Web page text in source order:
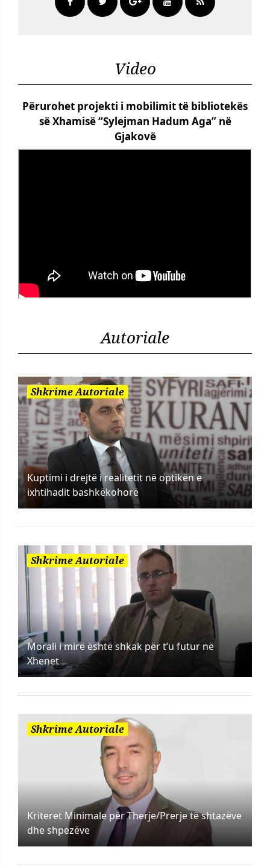
Video
Përurohet projekti i mobilimit të bibliotekës
së Xhamisë “Sylejman Hadum Aga” në
Gjakovë
Autoriale
Shkrime Autoriale
Kuptimi i drejtë i realitetit në optikën e
ixhtihadit bashkëkohorë
Shkrime Autoriale
Morali i mirë është shkak për t’u futur në
Xhenet
Shkrime Autoriale
Kriteret Minimale për Therje/Prerje të shtazëve
dhe shpezëve